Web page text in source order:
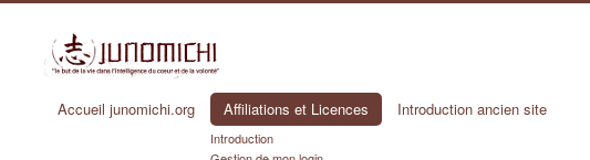
Accueil junomichi.org Affiliations et Licences
Introduction
Introduction ancien site